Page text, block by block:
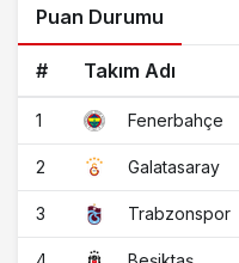
Puan Durumu
# Takım Adı
1 Fenerbahçe
2 Galatasaray
3 Trabzonspor